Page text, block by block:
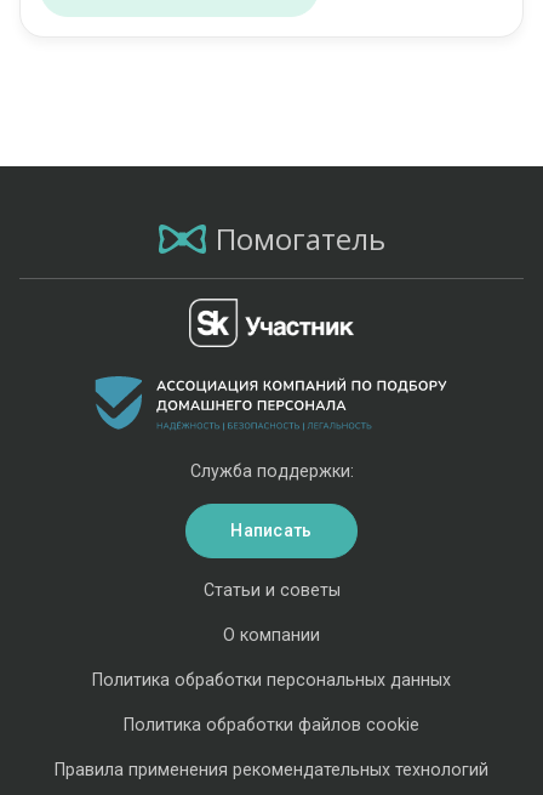
Помогатель
Статьи и советы
О компании
Политика обработки персональных данных
Политика обработки файлов cookie
Правила применения рекомендательных технологий
Служба поддержки:
Написать